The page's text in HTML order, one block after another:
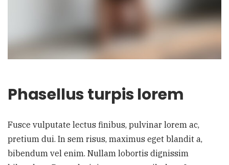
Phasellus turpis lorem
Fusce vulputate lectus finibus, pulvinar lorem ac,
pretium dui. In sem risus, maximus eget blandit a,
bibendum vel enim. Nullam lobortis dignissim